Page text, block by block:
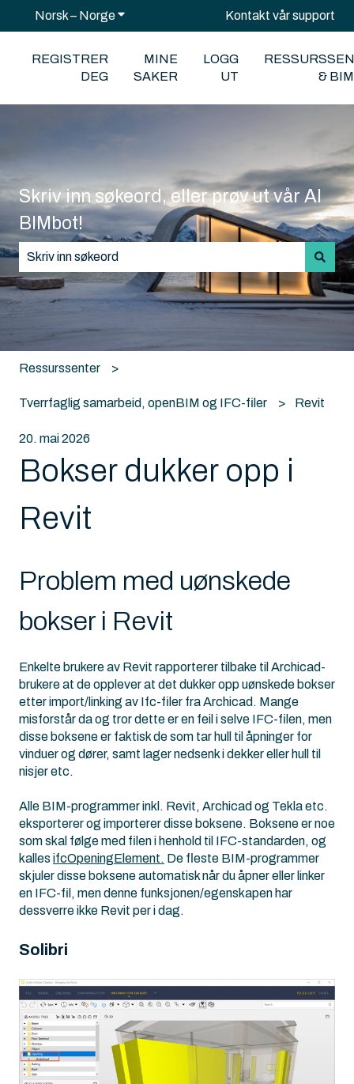
Norsk – NorgeVis undermeny for oversettelser
Kontakt vår support
REGISTRER
DEG
MINE
SAKER
LOGG
UT
&
Skriv inn søkeord, eller prøv ut vår AI
BIMbot!
Det finnes ingen forslag fordi søkefeltet er tomt.
Ressurssenter
Tverrfaglig samarbeid, openBIM og IFC-filer Revit
20. mai 2026
Bokser dukker opp i
Revit
Problem med uønskede
bokser i Revit
Enkelte brukere av Revit rapporterer tilbake til Archicad-
brukere at de opplever at det dukker opp uønskede bokser
etter import/linking av Ifc-filer fra Archicad. Mange
misforstår da og tror dette er en feil i selve IFC-filen, men
disse boksene er faktisk de som tar hull til åpninger for
vinduer og dører, samt lager nedsenk i dekker eller hull til
nisjer etc.
Alle BIM-programmer inkl. Revit, Archicad og Tekla etc.
eksporterer og importerer disse boksene. Boksene er noe
som skal følge med filen i henhold til IFC-standarden, og
kalles ifcOpeningElement. De fleste BIM-programmer
skjuler disse boksene automatisk når du åpner eller linker
en IFC-fil, men denne funksjonen/egenskapen har
dessverre ikke Revit per i dag.
Solibri